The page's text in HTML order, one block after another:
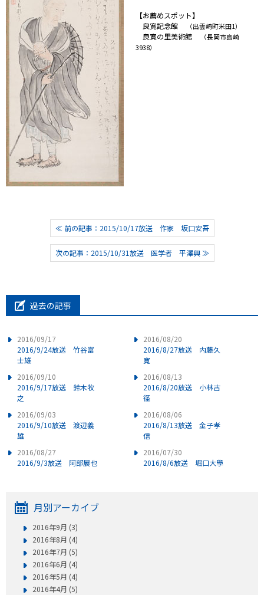
【お薦めスポット】
良寛記念館
（出雲崎町米田1）
良寛の里美術館
（長岡市島崎
3938）
≪ 前の記事：2015/10/17放送 作家 坂口安吾
次の記事：2015/10/31放送 医学者 平澤興 ≫
過去の記事
2016/09/17
2016/9/24放送 竹谷富
士雄
2016/09/10
2016/9/17放送 鈴木牧
之
2016/09/03
2016/9/10放送 渡辺義
雄
2016/08/27
2016/9/3放送 阿部展也
2016/08/20
2016/8/27放送 内藤久
寛
2016/08/13
2016/8/20放送 小林古
径
2016/08/06
2016/8/13放送 金子孝
信
2016/07/30
2016/8/6放送 堀口大學
月別アーカイブ
2016年9月 (3)
2016年8月 (4)
2016年7月 (5)
2016年6月 (4)
2016年5月 (4)
2016年4月 (5)